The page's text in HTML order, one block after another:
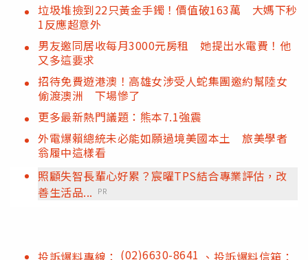
垃圾堆撿到22只黃金手鐲！價值破163萬 大媽下秒
1反應超意外
男友邀同居收每月3000元房租 她提出水電費！他
又多這要求
招待免費遊港澳！高雄女涉受人蛇集團邀約幫陸女
偷渡澳洲 下場慘了
更多最新熱門議題：熊本7.1強震
外電爆賴總統未必能如願過境美國本土 旅美學者
翁履中這樣看
照顧失智長輩心好累？宸曜TPS結合專業評估，改
善生活品...
PR
投訴爆料專線： (02)6630-8641 、投訴爆料信箱：